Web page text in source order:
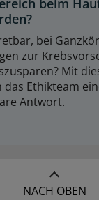
beim
bei
zur
Mit
das Ethikteam
Antwort.
NACH OBEN